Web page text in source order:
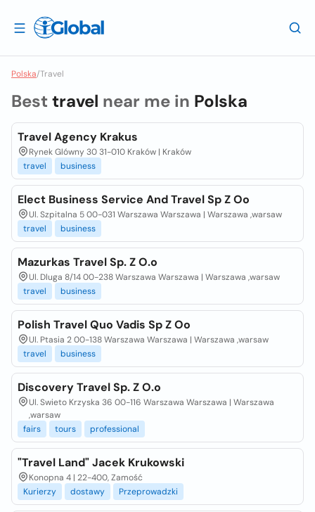
Polska/Travel
Best travel near me in Polska
Travel Agency Krakus
Rynek Glówny 30 31-010 Kraków | Kraków
travel
business
Elect Business Service And Travel Sp Z Oo
Ul. Szpitalna 5 00-031 Warszawa Warszawa | Warszawa ,warsaw
travel
business
Mazurkas Travel Sp. Z O.o
Ul. Dluga 8/14 00-238 Warszawa Warszawa | Warszawa ,warsaw
travel
business
Polish Travel Quo Vadis Sp Z Oo
Ul. Ptasia 2 00-138 Warszawa Warszawa | Warszawa ,warsaw
travel
business
Discovery Travel Sp. Z O.o
Ul. Swieto Krzyska 36 00-116 Warszawa Warszawa | Warszawa
,warsaw
fairs
tours professional
"Travel Land" Jacek Krukowski
Konopna 4 | 22-400, Zamość
Kurierzy
dostawy Przeprowadzki